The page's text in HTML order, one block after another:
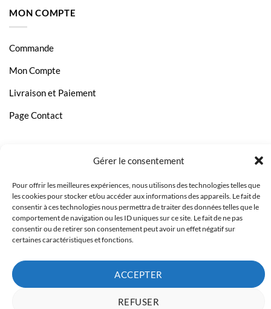
Gérer le consentement
Pour offrir les meilleures expériences, nous utilisons des technologies telles que
les cookies pour stocker et/ou accéder aux informations des appareils. Le fait de
consentir à ces technologies nous permettra de traiter des données telles que le
comportement de navigation ou les ID uniques sur ce site. Le fait de ne pas
consentir ou de retirer son consentement peut avoir un effet négatif sur
certaines caractéristiques et fonctions.
ACCEPTER
REFUSER
MON COMPTE
Commande
Mon Compte
Livraison et Paiement
Page Contact
Copyright 2023 © Inkcenter - Webdesign byMedia84